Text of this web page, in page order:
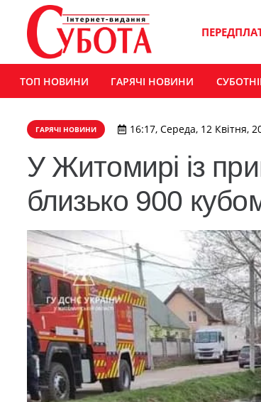
ТОП НОВИНИ ГАРЯЧІ НОВИНИ
ГАРЯЧІ НОВИНИ 16:17, Середа, 12 Квітня,
У Житомирі із
близько 900